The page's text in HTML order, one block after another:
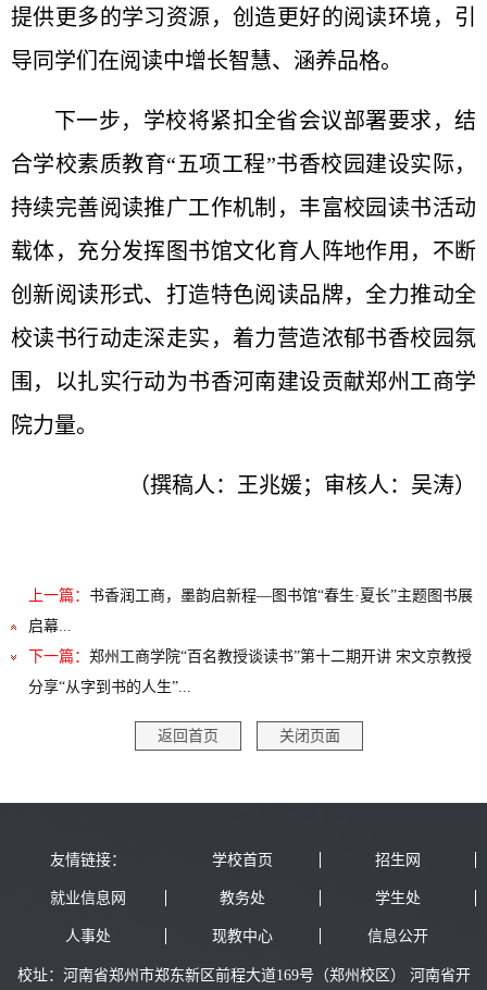
提供更多的学习资源，创造更好的阅读环境，引
导同学们在阅读中增长智慧、涵养品格。
下一步，学校将紧扣全省会议部署要求，结
合学校素质教育“五项工程”书香校园建设实际，
持续完善阅读推广工作机制，丰富校园读书活动
载体，充分发挥图书馆文化育人阵地作用，不断
创新阅读形式、打造特色阅读品牌，全力推动全
校读书行动走深走实，着力营造浓郁书香校园氛
围，以扎实行动为书香河南建设贡献郑州工商学
院力量。
（撰稿人：王兆媛；审核人：吴涛）
上一篇： 书香润工商，墨韵启新程—图书馆“春生·夏长”主题图书展
启幕...
下一篇： 郑州工商学院“百名教授谈读书”第十二期开讲 宋文京教授
分享“从字到书的人生”...
返回首页 关闭页面
友情链接： 学校首页 招生网
就业信息网 教务处 学生处
人事处 现教中心 信息公开
校址：河南省郑州市郑东新区前程大道169号（郑州校区） 河南省开